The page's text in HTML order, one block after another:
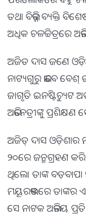
ତଥା ବିଭିନ୍ନ ବ୍ୟକ୍ତି
ଅଧିକ ଚଳଚ୍ଚିତ୍ରରେ
ଅଜିତ ଦାସ ଜଣେ ଓଡ଼ିଆ
ନାଟ୍ୟଗୁରୁ ଭାବେ ବେଶ୍‌
ଜାଗୃତି ଇନଷ୍ଟିଚ୍ୟୁଟ
ଅଭିନେତ୍ରୀଙ୍କୁ
ଅଜିତ୍‌ ଦାସ ଓଡ଼ିଶାର
୨୦ରେ ଜନ୍ମଗ୍ରହଣ
ଥିଲେ। ତାଙ୍କ
ମୟୂରଭଞ୍ଜରେ
ସେ ନାଟକ ଅଭିନୟ